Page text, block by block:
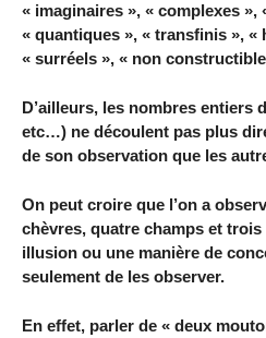
« imaginaires », « complexes »,
« quantiques », « transfinis », «
« surréels », « non
D’ailleurs, les nombres entiers
etc…) ne découlent pas plus
de son observation que les
On peut croire que l’on a
chèvres, quatre champs et trois
illusion ou une manière de
seulement de les observer.
En effet, parler de « deux